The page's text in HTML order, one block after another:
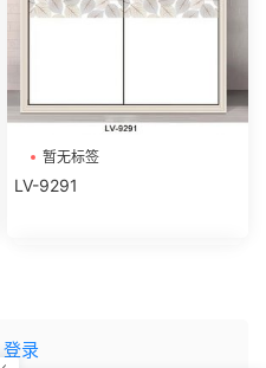
暂无标签
LV-9291
登录